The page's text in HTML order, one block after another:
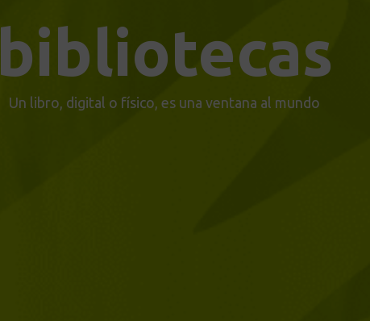
bibliotecas
Un libro, digital o físico, es una ventana al mundo